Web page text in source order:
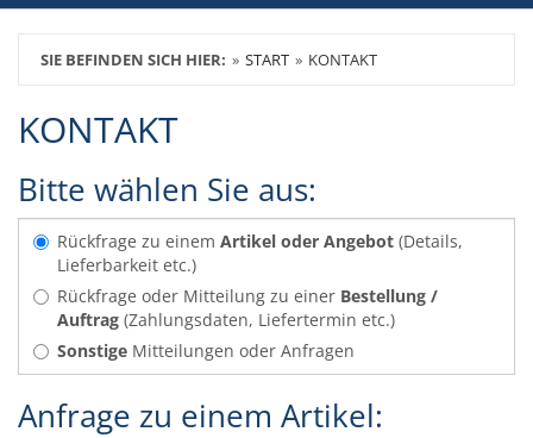
SIE BEFINDEN SICH HIER: START KONTAKT
KONTAKT
Bitte wählen Sie aus:
Rückfrage zu einem Artikel oder Angebot (Details,
Lieferbarkeit etc.)
Rückfrage oder Mitteilung zu einer Bestellung /
Auftrag (Zahlungsdaten, Liefertermin etc.)
Sonstige Mitteilungen oder Anfragen
Anfrage zu einem Artikel: